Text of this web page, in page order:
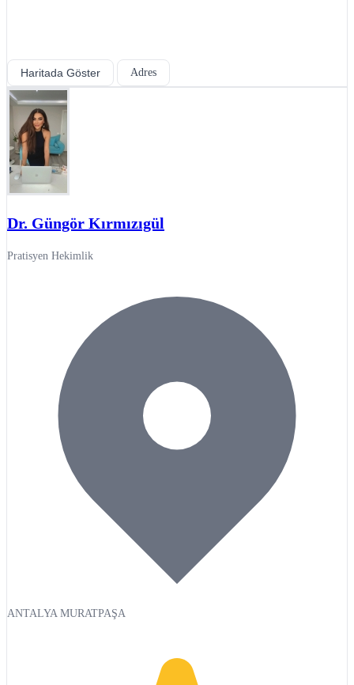
Haritada Göster Adres
Dr. Güngör Kırmızıgül
Pratisyen Hekimlik
ANTALYA MURATPAŞA